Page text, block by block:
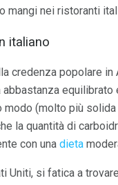
mangi nei ristoranti
italiano
credenza popolare
abbastanza
modo (molto più
la quantità di
con una dieta
Uniti, si fatica a